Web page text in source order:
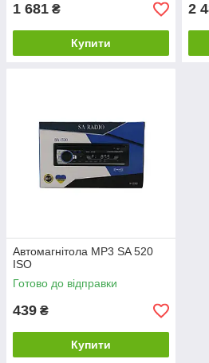
1 681 ₴
Купити
2
Автомагнітола MP3 SA 520
ISO
Готово до відправки
439 ₴
Купити